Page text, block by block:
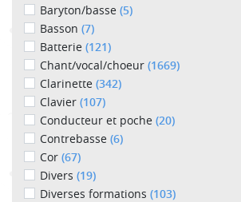
Baryton/basse (5)
Basson (7)
Batterie (121)
Chant/vocal/choeur (1669)
Clarinette (342)
Clavier (107)
Conducteur et poche (20)
Contrebasse (6)
Cor (67)
Divers (19)
Diverses formations (103)